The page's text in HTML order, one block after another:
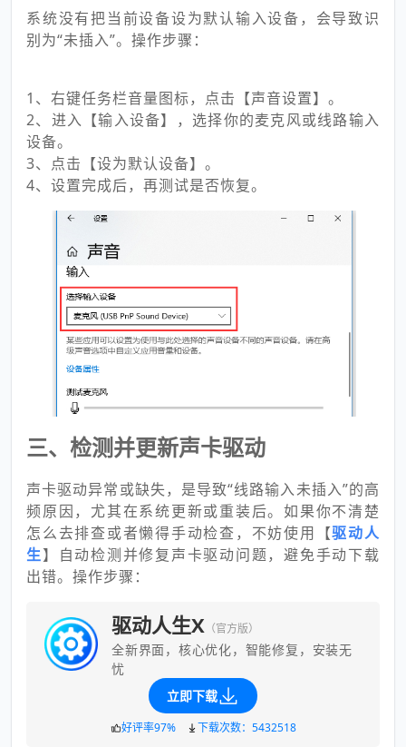
系统没有把当前设备设为默认输入设备，会导致识
别为“未插入”。操作步骤：
1、右键任务栏音量图标，点击【声音设置】。
2、进入【输入设备】，选择你的麦克风或线路输入
设备。
3、点击【设为默认设备】。
4、设置完成后，再测试是否恢复。
三、检测并更新声卡驱动
声卡驱动异常或缺失，是导致“线路输入未插入”的高
频原因，尤其在系统更新或重装后。如果你不清楚
怎么去排查或者懒得手动检查，不妨使用【驱动人
生】自动检测并修复声卡驱动问题，避免手动下载
出错。操作步骤：
驱动人生X （官方版）
全新界面，核心优化，智能修复，安装无
忧
立即下载
好评率97% 下载次数：5432518